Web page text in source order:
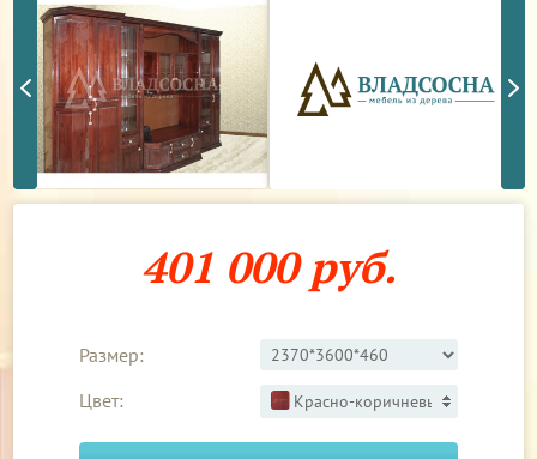
401 000 руб.
Размер:
Цвет:
Красно-коричневый 3